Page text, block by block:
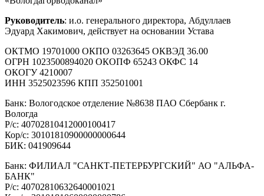
Руководитель: и.о. генерального директора, Абдуллаев
Эдуард Хакимович, действует на основании Устава
ОКТМО 19701000 ОКПО 03263645 ОКВЭД 36.00
ОГРН 1023500894020 ОКОПФ 65243 ОКФС 14
ОКОГУ 4210007
ИНН 3525023596 КПП 352501001
Банк: Вологодское отделение №8638 ПАО Сбербанк г.
Вологда
Р/с: 40702810412000100417
Кор/с: 30101810900000000644
БИК: 041909644
Банк: ФИЛИАЛ "САНКТ-ПЕТЕРБУРГСКИЙ" АО "АЛЬФА-
БАНК"
Р/с: 40702810632640001021